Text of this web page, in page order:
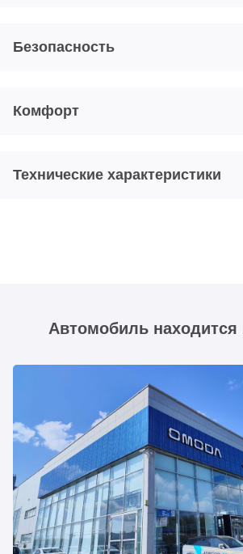
Безопасность
Комфорт
Технические характеристики
Автомобиль находится